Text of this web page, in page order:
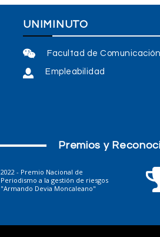
UNIMINUTO
Facultad de Comunicación
Empleabilidad
Premios y
2022 - Premio Nacional de
Periodismo a la gestión de riesgos
"Armando Devia Moncaleano"